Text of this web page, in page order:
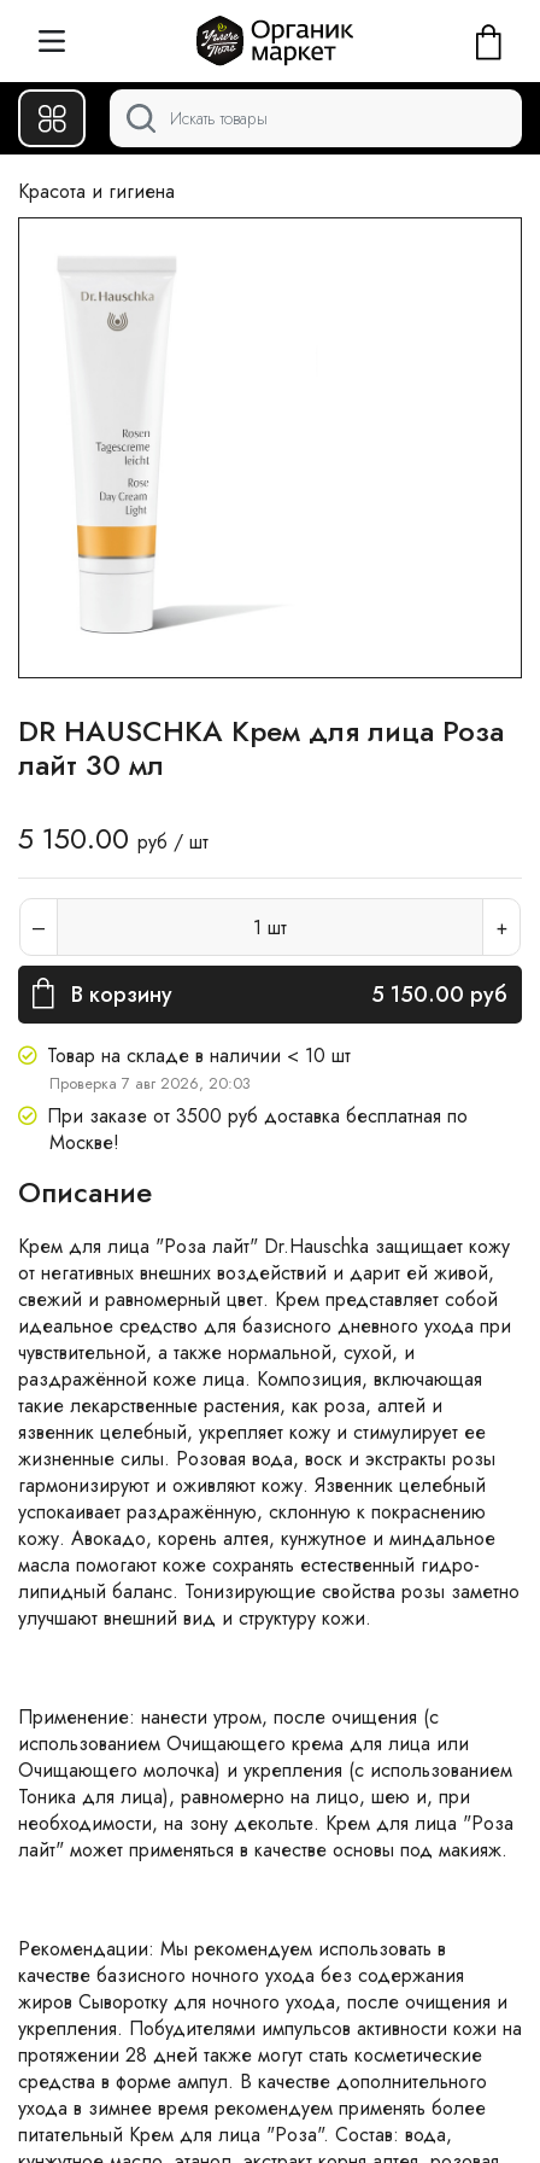
Красота и гигиена
DR HAUSCHKA Крем для лица Роза
лайт 30 мл
5 150.00 руб / шт
1 шт
В корзину 5 150.00 руб
Товар на складе в наличии < 10 шт
Проверка 7 авг 2026, 20:03
При заказе от 3500 руб доставка бесплатная по
Москве!
Описание
Крем для лица "Роза лайт" Dr.Hauschka защищает кожу
от негативных внешних воздействий и дарит ей живой,
свежий и равномерный цвет. Крем представляет собой
идеальное средство для базисного дневного ухода при
чувствительной, а также нормальной, сухой, и
раздражённой коже лица. Композиция, включающая
такие лекарственные растения, как роза, алтей и
язвенник целебный, укрепляет кожу и стимулирует ее
жизненные силы. Розовая вода, воск и экстракты розы
гармонизируют и оживляют кожу. Язвенник целебный
успокаивает раздражённую, склонную к покраснению
кожу. Авокадо, корень алтея, кунжутное и миндальное
масла помогают коже сохранять естественный гидро-
липидный баланс. Тонизирующие свойства розы заметно
улучшают внешний вид и структуру кожи.
Применение: нанести утром, после очищения (с
использованием Очищающего крема для лица или
Очищающего молочка) и укрепления (с использованием
Тоника для лица), равномерно на лицо, шею и, при
необходимости, на зону декольте. Крем для лица "Роза
лайт" может применяться в качестве основы под макияж.
Рекомендации: Мы рекомендуем использовать в
качестве базисного ночного ухода без содержания
жиров Сыворотку для ночного ухода, после очищения и
укрепления. Побудителями импульсов активности кожи на
протяжении 28 дней также могут стать косметические
средства в форме ампул. В качестве дополнительного
ухода в зимнее время рекомендуем применять более
питательный Крем для лица "Роза". Состав: вода,